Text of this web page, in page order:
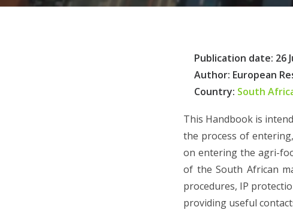
Publication date: 26
Author: European
Country: South
This Handbook is
the process of
on entering the agri-
of the South African
procedures, IP
providing useful